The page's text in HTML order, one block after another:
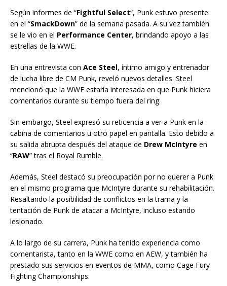
Según informes de “Fightful Select“, Punk estuvo presente
en el “SmackDown” de la semana pasada. A su vez también
se le vio en el Performance Center, brindando apoyo a las
estrellas de la WWE.
En una entrevista con Ace Steel, íntimo amigo y entrenador
de lucha libre de CM Punk, reveló nuevos detalles. Steel
mencionó que la WWE estaría interesada en que Punk hiciera
comentarios durante su tiempo fuera del ring.
Sin embargo, Steel expresó su reticencia a ver a Punk en la
cabina de comentarios u otro papel en pantalla. Esto debido a
su salida abrupta después del ataque de Drew McIntyre en
“RAW” tras el Royal Rumble.
Además, Steel destacó su preocupación por no querer a Punk
en el mismo programa que McIntyre durante su rehabilitación.
Resaltando la posibilidad de conflictos en la trama y la
tentación de Punk de atacar a McIntyre, incluso estando
lesionado.
A lo largo de su carrera, Punk ha tenido experiencia como
comentarista, tanto en la WWE como en AEW, y también ha
prestado sus servicios en eventos de MMA, como Cage Fury
Fighting Championships.